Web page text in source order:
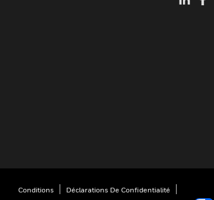
Conditions
Déclarations De Confidentialité